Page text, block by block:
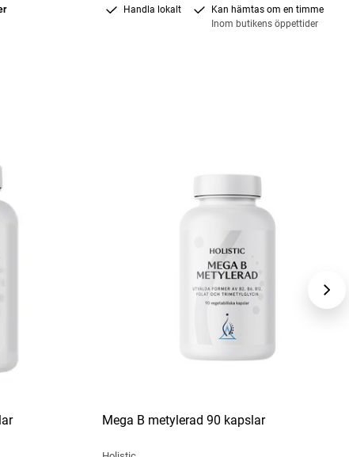
Handla lokalt
Kan hämtas om en timme
Inom butikens öppettider
Mega B metylerad 90 kapslar